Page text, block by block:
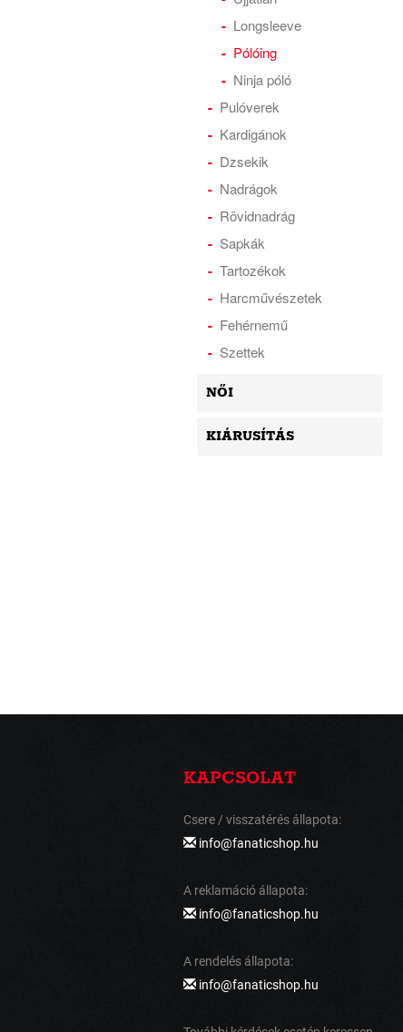
Longsleeve
Pólóing
Ninja póló
Pulóverek
Kardigánok
Dzsekik
Nadrágok
Rövidnadrág
Sapkák
Tartozékok
Harcművészetek
Fehérnemű
Szettek
NŐI
KIÁRUSÍTÁS
KAPCSOLAT
Csere / visszatérés állapota:
info@fanaticshop.hu
A reklamáció állapota:
info@fanaticshop.hu
A rendelés állapota:
info@fanaticshop.hu